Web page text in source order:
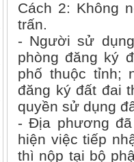
Cách 2: Không
trấn.
- Người sử
phòng đăng ký
phố thuộc tỉnh;
đăng ký đất đai
quyền sử dụng
- Địa phương
hiện việc tiếp
thì nộp tại bộ